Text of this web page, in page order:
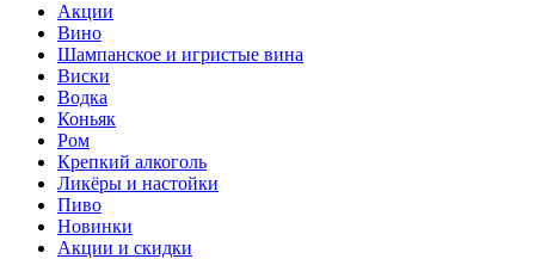
Акции
Вино
Шампанское и игристые вина
Виски
Водка
Коньяк
Ром
Крепкий алкоголь
Ликёры и настойки
Пиво
Новинки
Акции и скидки